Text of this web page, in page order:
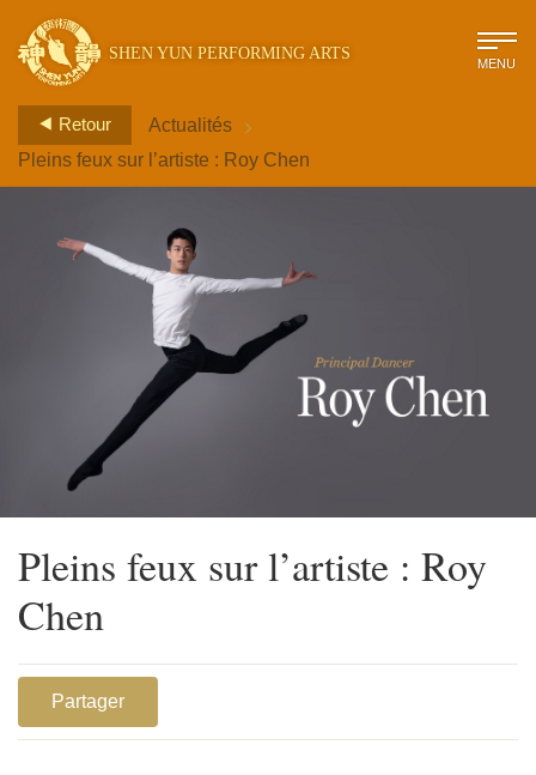
SHEN YUN PERFORMING ARTS MENU
Retour Actualités >
Pleins feux sur l’artiste : Roy Chen
Pleins feux sur l’artiste : Roy
Chen
Partager